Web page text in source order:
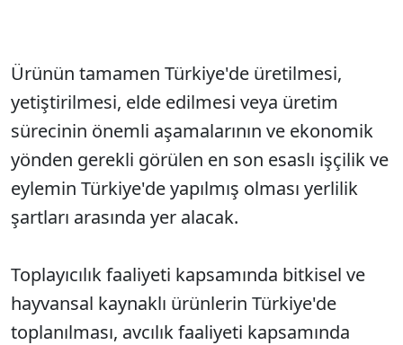
Ürünün tamamen Türkiye'de üretilmesi,
yetiştirilmesi, elde edilmesi veya üretim
sürecinin önemli aşamalarının ve ekonomik
yönden gerekli görülen en son esaslı işçilik ve
eylemin Türkiye'de yapılmış olması yerlilik
şartları arasında yer alacak.
Toplayıcılık faaliyeti kapsamında bitkisel ve
hayvansal kaynaklı ürünlerin Türkiye'de
toplanılması, avcılık faaliyeti kapsamında